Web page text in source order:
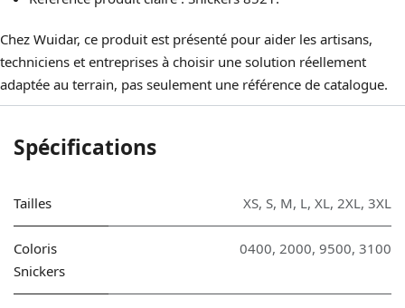
Chez Wuidar, ce produit est présenté pour aider les artisans,
techniciens et entreprises à choisir une solution réellement
adaptée au terrain, pas seulement une référence de catalogue.
Spécifications
Tailles XS, S, M, L, XL, 2XL, 3XL
Coloris
Snickers
0400, 2000, 9500, 3100